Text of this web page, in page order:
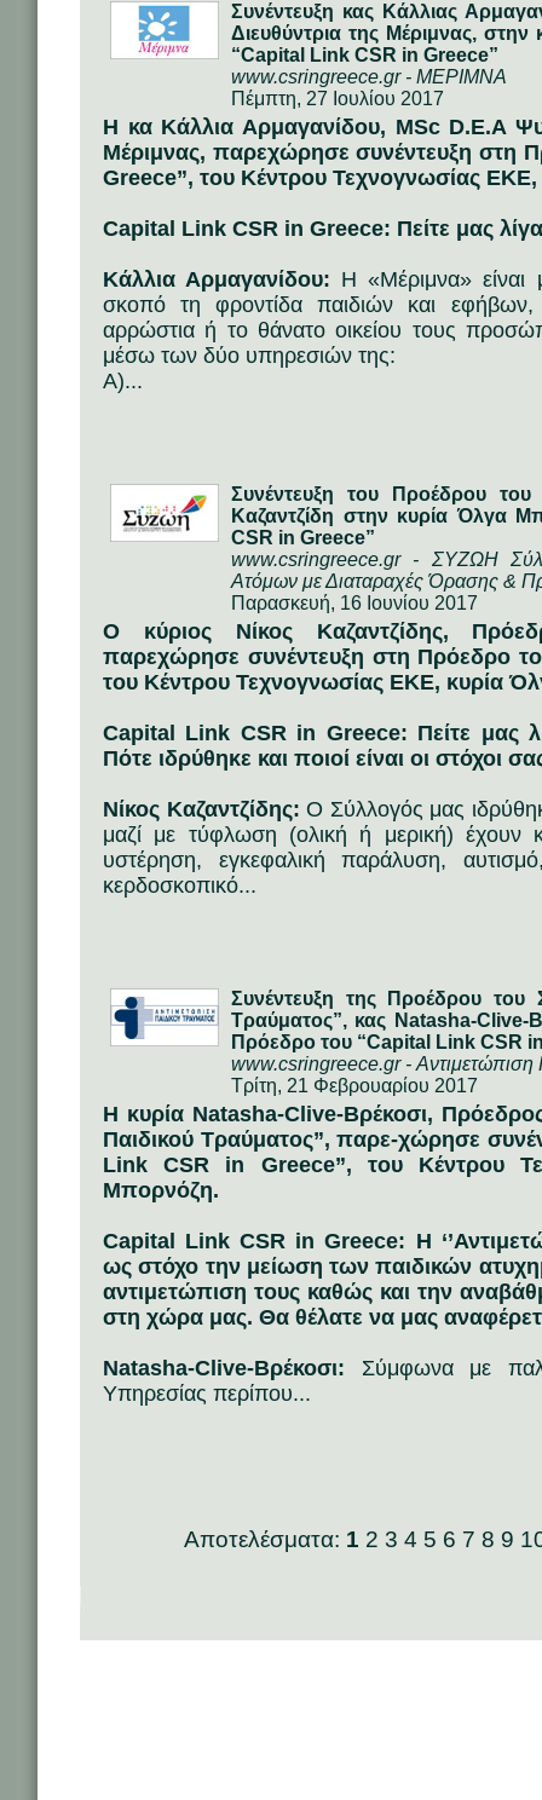
Συνέντευξη κας Κάλλιας
Διευθύντρια της Μέριμνας,
“Capital Link CSR in Greece”
www.csringreece.gr - ΜΕΡΙΜΝΑ
Πέμπτη, 27 Ιουλίου 2017
Η κα Κάλλια Αρμαγανίδου, MSc D.E.A
Μέριμνας, παρεχώρησε συνέντευξη στη
Greece”, του Κέντρου Τεχνογνωσίας
Capital Link CSR in Greece: Πείτε μας
Κάλλια Αρμαγανίδου: Η «Μέριμνα» είναι
σκοπό τη φροντίδα παιδιών και εφήβων,
αρρώστια ή το θάνατο οικείου τους
μέσω των δύο υπηρεσιών της:
Α)...
Συνέντευξη του Προέδρου
Καζαντζίδη στην κυρία Όλγα
CSR in Greece”
www.csringreece.gr - ΣΥΖΩΗ
Ατόμων με Διαταραχές Όρασης &
Παρασκευή, 16 Ιουνίου 2017
Ο κύριος Νίκος Καζαντζίδης,
παρεχώρησε συνέντευξη στη Πρόεδρο
του Κέντρου Τεχνογνωσίας ΕΚΕ, κυρία
Capital Link CSR in Greece: Πείτε μας
Πότε ιδρύθηκε και ποιοί είναι οι στόχοι
Νίκος Καζαντζίδης: Ο Σύλλογός μας
μαζί με τύφλωση (ολική ή μερική) έχουν
υστέρηση, εγκεφαλική παράλυση,
κερδοσκοπικό...
Συνέντευξη της Προέδρου του
Τραύματος”, κας Natasha-
Πρόεδρο του “Capital Link CSR
www.csringreece.gr - Αντιμετώπιση
Τρίτη, 21 Φεβρουαρίου 2017
Η κυρία Natasha-Clive-Βρέκοσι,
Παιδικού Τραύματος”, παρε-χώρησε
Link CSR in Greece”, του Κέντρου
Μπορνόζη.
Capital Link CSR in Greece: Η
ως στόχο την μείωση των παιδικών
αντιμετώπιση τους καθώς και την
στη χώρα μας. Θα θέλατε να μας
Natasha-Clive-Βρέκοσι: Σύμφωνα με
Υπηρεσίας περίπου...
Αποτελέσματα: 1 2 3 4 5 6 7 8 9